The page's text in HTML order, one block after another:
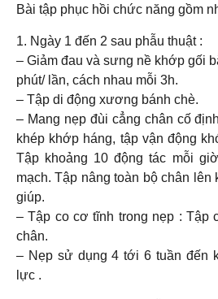
Bài tập phục hồi chức năng gồm
1. Ngày 1 đến 2 sau phẫu thuật :
– Giảm đau và sưng nề khớp gối
phút/ lần, cách nhau mỗi 3h.
– Tập di động xương bánh chè.
– Mang nẹp đùi cẳng chân cố
khép khớp háng, tập vận động
Tập khoảng 10 động tác mỗi
mạch. Tập nâng toàn bộ chân
giúp.
– Tập co cơ tĩnh trong nẹp : Tập
chân.
– Nẹp sử dụng 4 tới 6 tuần đến
lực .